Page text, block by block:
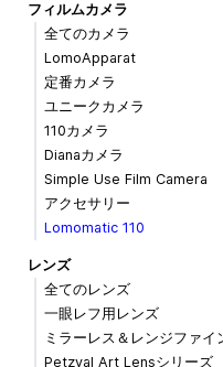
フィルムカメラ
全てのカメラ
LomoApparat
定番カメラ
ユニークカメラ
110カメラ
Dianaカメラ
Simple Use Film Camera
アクセサリー
Lomomatic 110
レンズ
全てのレンズ
一眼レフ用レンズ
ミラーレス＆レンジファイ
Petzval Art Lensシリーズ